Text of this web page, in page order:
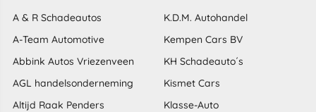
A & R Schadeautos
A-Team Automotive
Abbink Autos Vriezenveen
AGL handelsonderneming
Altijd Raak Penders
K.D.M. Autohandel
Kempen Cars BV
KH Schadeauto´s
Kismet Cars
Klasse-Auto